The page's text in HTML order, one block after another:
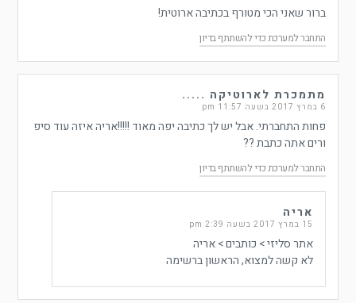
ברור שאני הכי מטורף בכתיבה ארוטית!
התחבר למערכת כדי להשתתף בדיון
מתמכרת לארוטיקה .....
6 במרץ 2017 בשעה 11:57 pm
פחות התחברתי. אבל יש לך כתיבה יפה מאוד !!!!!אריה איזה עוד סיפ
ורים אתה כתבת ??
התחבר למערכת כדי להשתתף בדיון
אריה
15 במרץ 2017 בשעה 2:39 pm
אתר סליזי > כותבים > אריה
לא קשה למצוא, הראשון ברשימה